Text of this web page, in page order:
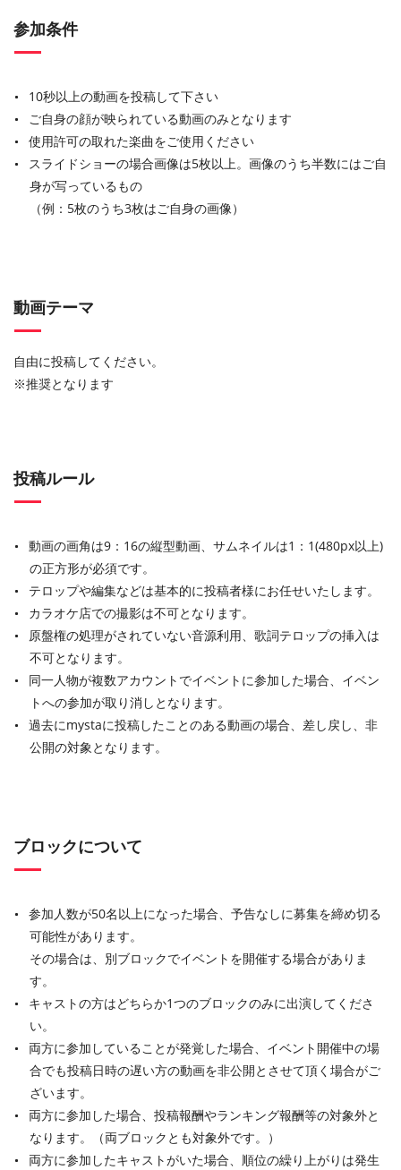
参加条件
10秒以上の動画を投稿して下さい
ご自身の顔が映られている動画のみとなります
使用許可の取れた楽曲をご使用ください
スライドショーの場合画像は5枚以上。画像のうち半数にはご自
身が写っているもの
（例：5枚のうち3枚はご自身の画像）
動画テーマ
自由に投稿してください。
※推奨となります
投稿ルール
動画の画角は9：16の縦型動画、サムネイルは1：1(480px以上)
の正方形が必須です。
テロップや編集などは基本的に投稿者様にお任せいたします。
カラオケ店での撮影は不可となります。
原盤権の処理がされていない音源利用、歌詞テロップの挿入は
不可となります。
同一人物が複数アカウントでイベントに参加した場合、イベン
トへの参加が取り消しとなります。
過去にmystaに投稿したことのある動画の場合、差し戻し、非
公開の対象となります。
ブロックについて
参加人数が50名以上になった場合、予告なしに募集を締め切る
可能性があります。
その場合は、別ブロックでイベントを開催する場合がありま
す。
キャストの方はどちらか1つのブロックのみに出演してくださ
い。
両方に参加していることが発覚した場合、イベント開催中の場
合でも投稿日時の遅い方の動画を非公開とさせて頂く場合がご
ざいます。
両方に参加した場合、投稿報酬やランキング報酬等の対象外と
なります。（両ブロックとも対象外です。）
両方に参加したキャストがいた場合、順位の繰り上がりは発生